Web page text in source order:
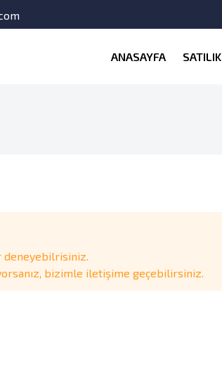
ANASAYFA SATILIK
deneyebilrisiniz.
bizimle iletişime geçebilirsiniz.